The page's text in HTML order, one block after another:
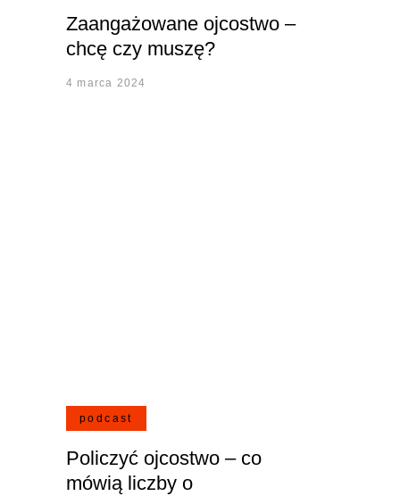
Zaangażowane ojcostwo –
chcę czy muszę?
4 marca 2024
podcast
Policzyć ojcostwo – co
mówią liczby o